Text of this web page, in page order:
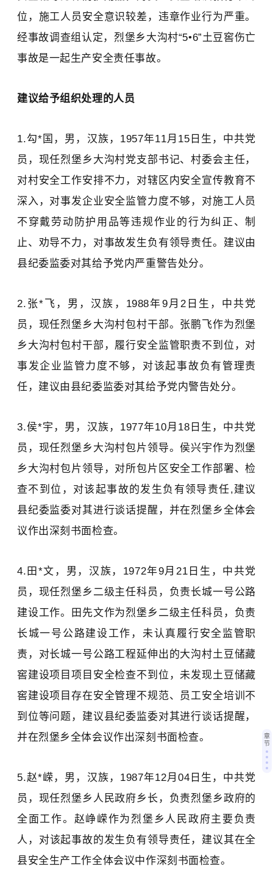
位，施工人员安全意识较差，违章作业行为严重。
经事故调查组认定，烈堡乡大沟村“5•6”土豆窖伤亡
事故是一起生产安全责任事故。
建议给予组织处理的人员
1.勾*国，男，汉族，1957年11月15日生，中共党
员，现任烈堡乡大沟村党支部书记、村委会主任，
对村安全工作安排不力，对辖区内安全宣传教育不
深入，对事发企业安全监管力度不够，对施工人员
不穿戴劳动防护用品等违规作业的行为纠正、制
止、劝导不力，对事故发生负有领导责任。建议由
县纪委监委对其给予党内严重警告处分。
2.张*飞，男，汉族，1988年9月2日生，中共党
员，现任烈堡乡大沟村包村干部。张鹏飞作为烈堡
乡大沟村包村干部，履行安全监管职责不到位，对
事发企业监管力度不够，对该起事故负有管理责
任，建议由县纪委监委对其给予党内警告处分。
3.侯*宇，男，汉族，1977年10月18日生，中共党
员，现任烈堡乡大沟村包片领导。侯兴宇作为烈堡
乡大沟村包片领导，对所包片区安全工作部署、检
查不到位，对该起事故的发生负有领导责任,建议
县纪委监委对其进行谈话提醒，并在烈堡乡全体会
议作出深刻书面检查。
4.田*文，男，汉族，1972年9月21日生，中共党
员，现任烈堡乡二级主任科员，负责长城一号公路
建设工作。田先文作为烈堡乡二级主任科员，负责
长城一号公路建设工作，未认真履行安全监管职
责，对长城一号公路工程延伸出的大沟村土豆储藏
窖建设项目项目 安全检查不到位，未发现土豆储藏
窖建设项目存在安全管理不规范、员工安全培训不
到位等问题，建议县纪委监委对其进行谈话提醒，
并在烈堡乡全体会议作出深刻书面检查。
5.赵*嵘，男，汉族，1987年12月04日生，中共党
员，现任烈堡乡人民政府乡长 ，负责烈堡乡政府的
全面工作。赵峥嵘作为 烈堡乡人民政府主要负责
人 ， 对该起事故的发生负有领导责任 ， 建议其在全
县安全生产工作全体会议中作深刻书面检查。
章
节